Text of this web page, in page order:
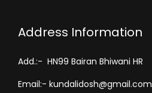
Address Information
Add.:- HN99 Bairan Bhiwani HR
Email:- kundalidosh@gmail.com